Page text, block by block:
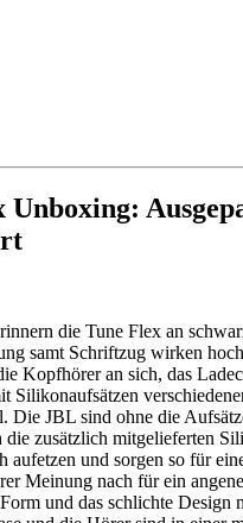
Unboxing:
die Tune Flex an
samt Schriftzug wirken
Kopfhörer an sich, das
Silikonaufsätzen
Die JBL sind ohne die
zusätzlich mitgelieferten
aufetzen und sorgen so für
Meinung nach für ein
und das schlichte Design